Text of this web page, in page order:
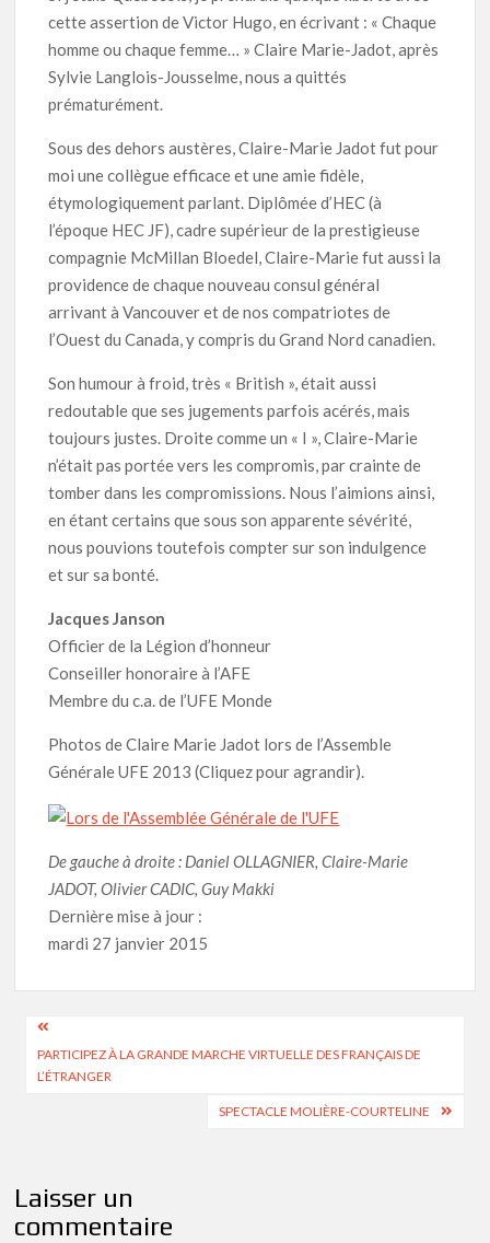
cette assertion de Victor Hugo, en écrivant : « Chaque
homme ou chaque femme… » Claire Marie-Jadot, après
Sylvie Langlois-Jousselme, nous a quittés
prématurément.
Sous des dehors austères, Claire-Marie Jadot fut pour
moi une collègue efficace et une amie fidèle,
étymologiquement parlant. Diplômée d’HEC (à
l’époque HEC JF), cadre supérieur de la prestigieuse
compagnie McMillan Bloedel, Claire-Marie fut aussi la
providence de chaque nouveau consul général
arrivant à Vancouver et de nos compatriotes de
l’Ouest du Canada, y compris du Grand Nord canadien.
Son humour à froid, très « British », était aussi
redoutable que ses jugements parfois acérés, mais
toujours justes. Droite comme un « I », Claire-Marie
n’était pas portée vers les compromis, par crainte de
tomber dans les compromissions. Nous l’aimions ainsi,
en étant certains que sous son apparente sévérité,
nous pouvions toutefois compter sur son indulgence
et sur sa bonté.
Jacques Janson
Officier de la Légion d’honneur
Conseiller honoraire à l’AFE
Membre du c.a. de l’UFE Monde
Photos de Claire Marie Jadot lors de l’Assemble
Générale UFE 2013 (Cliquez pour agrandir).
De gauche à droite : Daniel OLLAGNIER, Claire-Marie
JADOT, Olivier CADIC, Guy Makki
Dernière mise à jour :
mardi 27 janvier 2015
Navigation
de
PARTICIPEZ À LA GRANDE MARCHE VIRTUELLE DES FRANÇAIS DE
L’ÉTRANGER
SPECTACLE MOLIÈRE-COURTELINE
Laisser un
commentaire